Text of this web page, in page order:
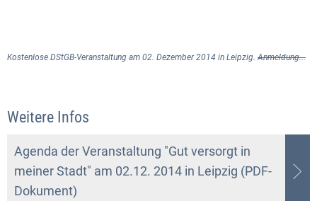
Kostenlose DStGB-Veranstaltung am 02. Dezember 2014 in Leipzig.Anmeldung...
Weitere Infos
Agenda der Veranstaltung "Gut versorgt in
meiner Stadt" am 02.12. 2014 in Leipzig (PDF-
Dokument)